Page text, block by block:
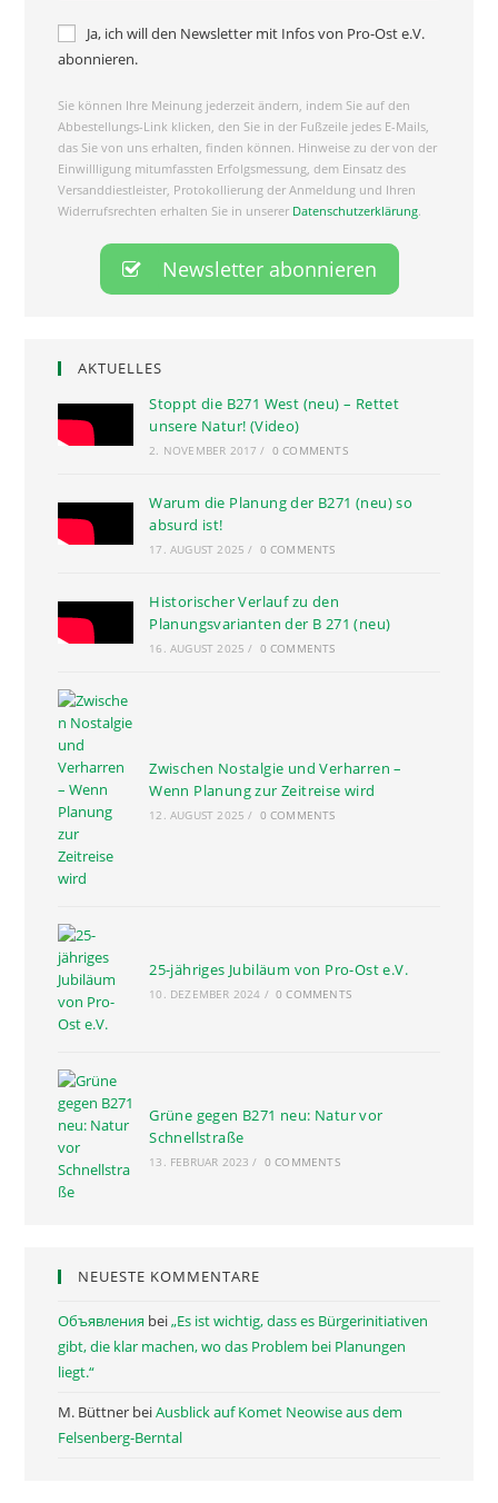
Ja, ich will den Newsletter mit Infos von Pro-Ost e.V.
abonnieren.
Sie können Ihre Meinung jederzeit ändern, indem Sie auf den
Abbestellungs-Link klicken, den Sie in der Fußzeile jedes E-Mails,
das Sie von uns erhalten, finden können. Hinweise zu der von der
Einwillligung mitumfassten Erfolgsmessung, dem Einsatz des
Versanddiestleister, Protokollierung der Anmeldung und Ihren
Widerrufsrechten erhalten Sie in unserer Datenschutzerklärung.
AKTUELLES
Stoppt die B271 West (neu) – Rettet
unsere Natur! (Video)
2. NOVEMBER 2017 / 0 COMMENTS
Warum die Planung der B271 (neu) so
absurd ist!
17. AUGUST 2025 / 0 COMMENTS
Historischer Verlauf zu den
Planungsvarianten der B 271 (neu)
16. AUGUST 2025 / 0 COMMENTS
Zwischen Nostalgie und Verharren –
Wenn Planung zur Zeitreise wird
12. AUGUST 2025 / 0 COMMENTS
25-jähriges Jubiläum von Pro-Ost e.V.
10. DEZEMBER 2024 / 0 COMMENTS
Grüne gegen B271 neu: Natur vor
Schnellstraße
13. FEBRUAR 2023 / 0 COMMENTS
NEUESTE KOMMENTARE
Объявления bei„Es ist wichtig, dass es Bürgerinitiativen
gibt, die klar machen, wo das Problem bei Planungen
liegt.“
M. Büttner beiAusblick auf Komet Neowise aus dem
Felsenberg-Berntal